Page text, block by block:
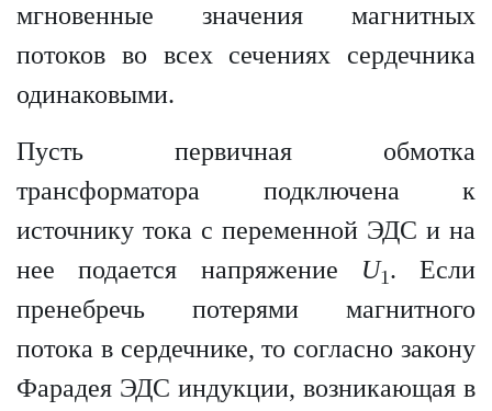
мгновенные значения магнитных
потоков во всех сечениях сердечника
одинаковыми.
Пусть первичная обмотка
трансформатора подключена к
источнику тока с переменной ЭДС и на
нее подается напряжение U1 . Если
пренебречь потерями магнитного
потока в сердечнике, то согласно закону
Фарадея ЭДС индукции, возникающая в